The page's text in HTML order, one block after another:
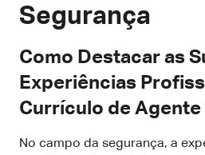
Segurança
Como Destacar as
Experiências
Currículo de Agente
No campo da segurança, a